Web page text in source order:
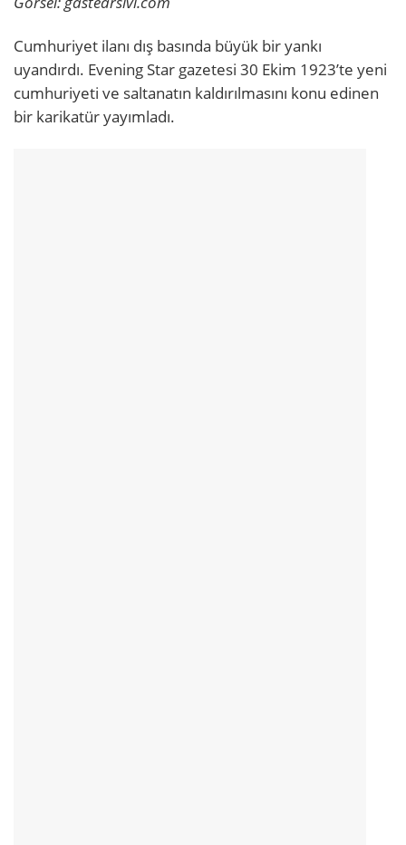
Cumhuriyet ilanı dış basında büyük bir yankı
uyandırdı. Evening Star gazetesi 30 Ekim 1923’te yeni
cumhuriyeti ve saltanatın kaldırılmasını konu edinen
bir karikatür yayımladı.